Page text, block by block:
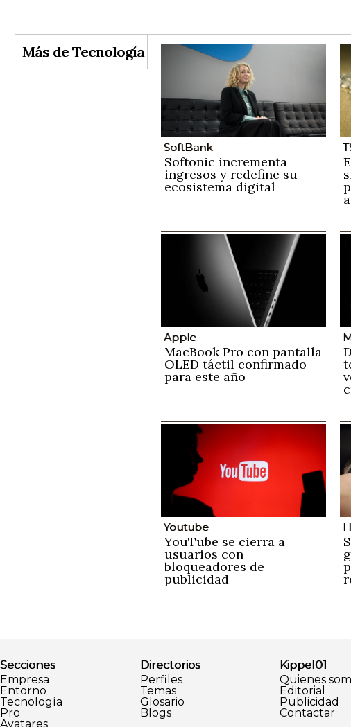
Más de Tecnología
SoftBank
Softonic incrementa
ingresos y redefine su
ecosistema digital
Apple
MacBook Pro con pantalla
OLED táctil confirmado
para este año
Youtube
YouTube se cierra a
usuarios con
bloqueadores de
publicidad
Secciones
Empresa
Entorno
Tecnología
Pro
Avatares
Directorios
Perfiles
Temas
Glosario
Blogs
Kippel01
Quienes
Editorial
Publicidad
Contactar